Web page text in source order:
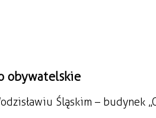
obywatelskie
Śląskim – budynek